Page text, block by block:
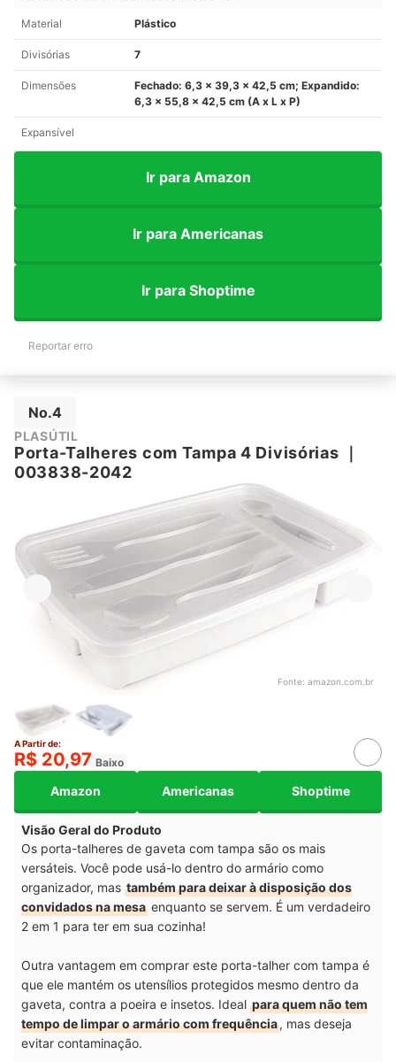
Material Plástico
Divisórias 7
Dimensões
Fechado: 6,3 x 39,3 x 42,5 cm; Expandido:
6,3 x 55,8 x 42,5 cm (A x L x P)
Expansível
Ir para Amazon
Ir para Americanas
Ir para Shoptime
Reportar erro
No.4
PLASÚTIL
Porta-Talheres com Tampa 4 Divisórias ｜
003838-2042
Fonte: amazon.com.br
A Partir de:
R$ 20,97 Baixo
Amazon Americanas Shoptime
Visão Geral do Produto
Os porta-talheres de gaveta com tampa são os mais
versáteis. Você pode usá-lo dentro do armário como
organizador, mas também para deixar à disposição dos
convidados na mesa enquanto se servem. É um verdadeiro
2 em 1 para ter em sua cozinha!
Outra vantagem em comprar este porta-talher com tampa é
que ele mantém os utensílios protegidos mesmo dentro da
gaveta, contra a poeira e insetos. Ideal para quem não tem
tempo de limpar o armário com frequência, mas deseja
evitar contaminação.